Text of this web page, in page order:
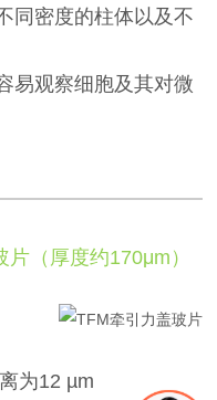
同密度的柱体以及不
易观察细胞及其对微
（厚度约170μm）
为12 µm